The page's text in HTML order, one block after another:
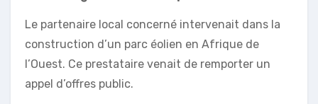
Le partenaire local concerné intervenait dans la
construction d’un parc éolien en Afrique de
l’Ouest. Ce prestataire venait de remporter un
appel d’offres public.